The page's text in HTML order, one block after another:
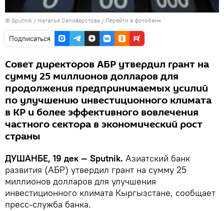
© Sputnik / Наталья Селиверстова / Перейти в фотобанк
Подписаться
Совет директоров АБР утвердил грант на
сумму 25 миллионов долларов для
продолжения предпринимаемых усилий
по улучшению инвестиционного климата
в КР и более эффективного вовлечения
частного сектора в экономический рост
страны
ДУШАНБЕ, 19 дек — Sputnik. Азиатский банк
развития (АБР) утвердил грант на сумму 25
миллионов долларов для улучшения
инвестиционного климата Кыргызстане, сообщает
пресс-служба банка.